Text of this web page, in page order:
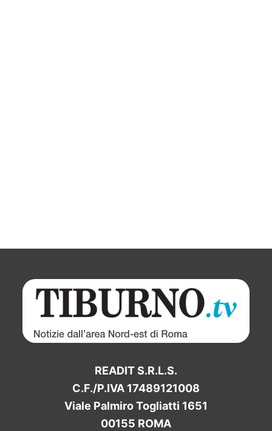
READIT S.R.L.S.
C.F./P.IVA 17489121008
Viale Palmiro Togliatti 1651
00155 ROMA